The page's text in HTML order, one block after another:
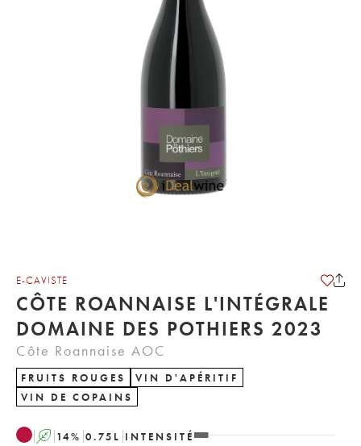
E-CAVISTE
CÔTE ROANNAISE L'INTÉGRALE
DOMAINE DES POTHIERS 2023
Côte Roannaise AOC
FRUITS ROUGES
VIN D'APÉRITIF
VIN DE COPAINS
A 14% 0.75 L INTENSITÉ